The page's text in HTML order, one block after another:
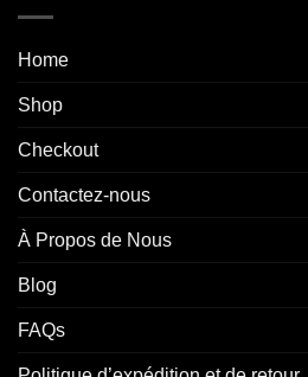
Home
Shop
Checkout
Contactez-nous
À Propos de Nous
Blog
FAQs